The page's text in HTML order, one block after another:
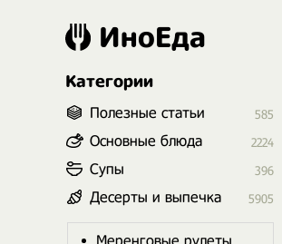
ИноЕда
Категории
Полезные статьи 585
Основные блюда 2224
Супы 396
Десерты и выпечка 5905